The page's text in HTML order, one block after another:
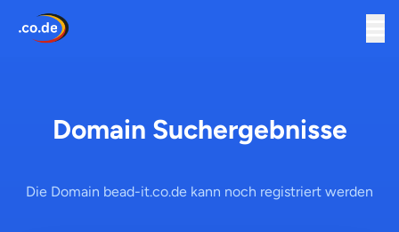
Domain Suchergebnisse
Die Domain bead-it.co.de kann noch registriert werden